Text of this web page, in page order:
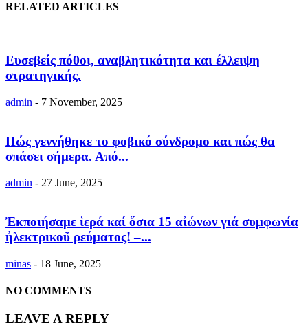
RELATED ARTICLES
Ευσεβείς πόθοι, αναβλητικότητα και έλλειψη
στρατηγικής.
admin - 7 November, 2025
Πώς γεννήθηκε το φοβικό σύνδρομο και πώς θα
σπάσει σήμερα. Από...
admin - 27 June, 2025
Ἐκποιήσαμε ἱερά καί ὅσια 15 αἰώνων γιά συμφωνία
ἠλεκτρικοῦ ρεύματος! –...
minas - 18 June, 2025
NO COMMENTS
LEAVE A REPLY